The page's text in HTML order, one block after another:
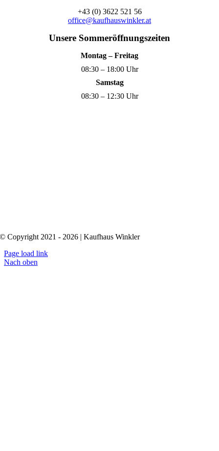
+43 (0) 3622 521 56
office@kaufhauswinkler.at
Unsere Sommeröffnungszeiten
Montag – Freitag
08:30 – 18:00 Uhr
Samstag
08:30 – 12:30 Uhr
© Copyright 2021 - 2026 | Kaufhaus Winkler
Page load link
Nach oben